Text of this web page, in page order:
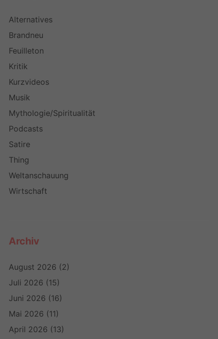
Alternatives
Brandneu
Feuilleton
Kritik
Kurzvideos
Musik
Mythologie/Spiritualität
Podcasts
Satire
Thing
Weltanschauung
Wirtschaft
Archiv
August 2026 (2)
Juli 2026 (15)
Juni 2026 (16)
Mai 2026 (11)
April 2026 (13)